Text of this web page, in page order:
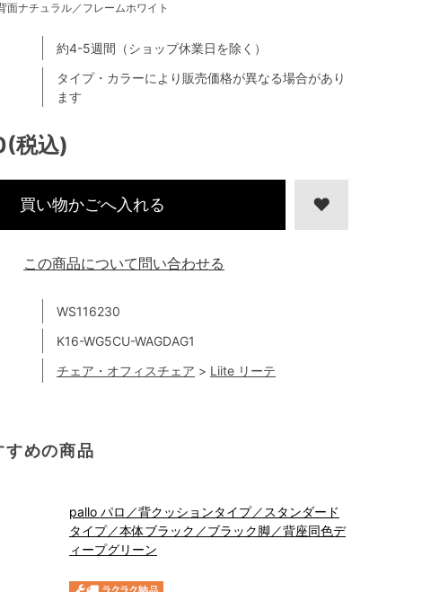
税込)
WS116230
K16-WG5CU-WAGDAG1
チェア・オフィスチェア > Liite リーテ
タイプ・カラーにより販売価格が異なる場合があり
ます
約4-5週間（ショップ休業日を除く）
面ナチュラル／フレームホワイト
買い物かごへ入れる
すめの商品
pallo パロ／背クッションタイプ／スタンダード
タイプ／本体ブラック／ブラック脚／背座同色デ
ィープグリーン
この商品について問い合わせる